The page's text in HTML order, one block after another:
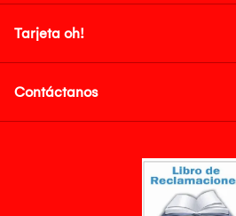
Tarjeta oh!
Contáctanos